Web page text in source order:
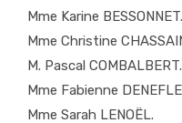
Mme Karine BESSONNET.
Mme Christine
M. Pascal COMBALBERT.
Mme Fabienne
Mme Sarah LENOËL.